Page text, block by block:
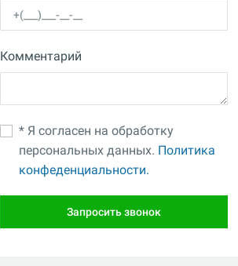
Комментарий
* Я согласен на обработку
персональных данных. Политика
конфеденциальности.
Запросить звонок